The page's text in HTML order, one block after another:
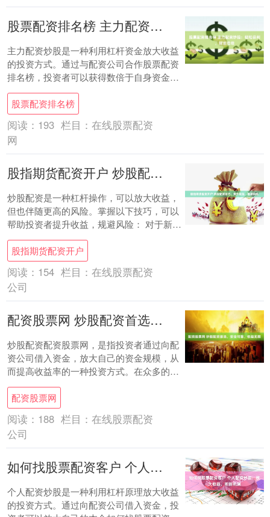
股票配资排名榜 主力配资炒股：轻松获利，财富倍增
主力配资炒股是一种利用杠杆资金放大收益
的投资方式。通过与配资公司合作股票配资
排名榜，投资者可以获得数倍于自身资金的
资金，从而提高收益率。 然而，配资炒股也
存在一....
股票配资排名榜
阅读： 193 栏目： 在线股票配资
网
股指期货配资开户 炒股配资技巧：提升收益，规避风险
炒股配资是一种杠杆操作，可以放大收益，
但也伴随更高的风险。掌握以下技巧，可以
帮助投资者提升收益，规避风险： 对于新手
投资者而言，雅安股票配资提供专业的投资
指导，....
股指期货配资开户
阅读： 154 栏目： 在线股票配资
公司
配资股票网 炒股配资首选，安全可靠，收益无限
炒股配资配资股票网，是指投资者通过向配
资公司借入资金，放大自己的资金规模，从
而提高收益率的一种投资方式。在众多的配
资公司中，选择一家安全可靠的配资公司至
关重要。....
配资股票网
阅读： 188 栏目： 在线股票配资
公司
如何找股票配资客户 个人配资炒股：放大收益，把握机遇
个人配资炒股是一种利用杠杆原理放大收益
的投资方式。通过向配资公司借入资金，投